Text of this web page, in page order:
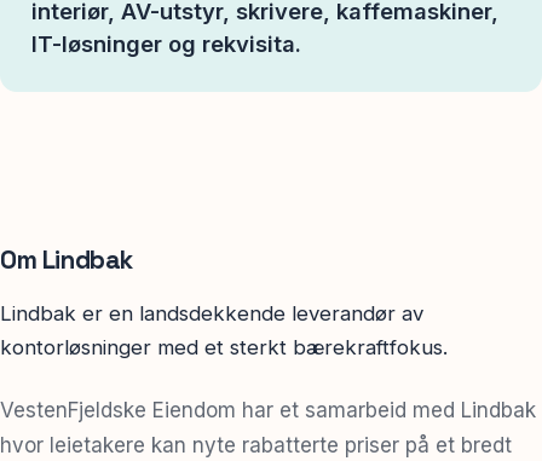
interiør, AV-utstyr, skrivere, kaffemaskiner,
IT-løsninger og rekvisita.
Om Lindbak
Lindbak er en landsdekkende leverandør av
kontorløsninger med et sterkt bærekraftfokus.
VestenFjeldske Eiendom har et samarbeid med Lindbak
hvor leietakere kan nyte rabatterte priser på et bredt